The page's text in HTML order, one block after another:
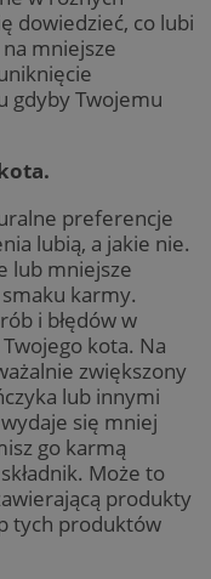
dowiedzieć, co lubi
mniejsze
gdyby Twojemu
preferencje
lubią, a jakie nie.
lub mniejsze
karmy.
i błędów w
kota. Na
zwiększony
lub innymi
się mniej
go karmą
Może to
produkty
tych produktów